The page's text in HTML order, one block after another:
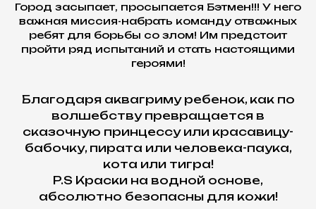
Город засыпает, просыпается Бэтмен!!! У него
важная миссия-набрать команду отважных
ребят для борьбы со злом! Им предстоит
пройти ряд испытаний и стать настоящими
героями!
Благодаря аквагриму ребенок, как по
волшебству превращается в
сказочную принцессу или красавицу-
бабочку, пирата или человека-паука,
кота или тигра!
P.S Краски на водной основе,
абсолютно безопасны для кожи!